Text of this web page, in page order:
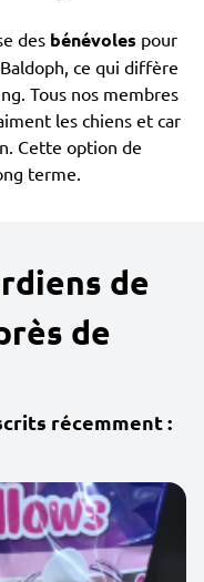
des bénévoles pour
ce qui diffère
Tous nos membres
les chiens et car
Cette option de
terme.
de
de
récemment :